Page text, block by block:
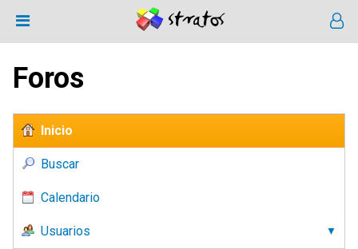
Foros
Inicio
Buscar
Calendario
Usuarios